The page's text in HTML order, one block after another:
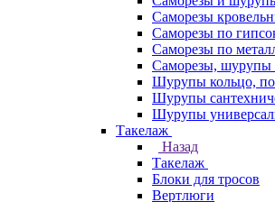
Саморезы
Саморезы по
Саморезы по
Саморезы, шурупы
Шурупы кольцо,
Шурупы
Шурупы
Такелаж
Назад
Такелаж
Блоки для тросов
Вертлюги